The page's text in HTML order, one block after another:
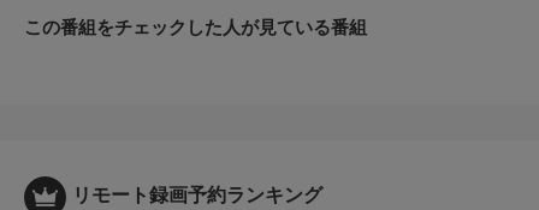
この番組をチェックした人が見ている番組
リモート録画予約ランキング